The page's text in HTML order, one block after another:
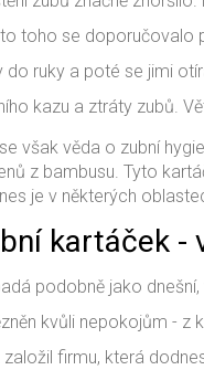
toho se doporučovalo
ruky a poté se jimi
kazu a ztráty zubů.
však věda o zubní
z bambusu. Tyto
je v některých
kartáček -
podobně jako
kvůli nepokojům -
firmu, která